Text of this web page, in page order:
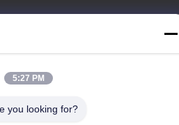
Nasal Pré-Formada
5:27 PM
you looking for?